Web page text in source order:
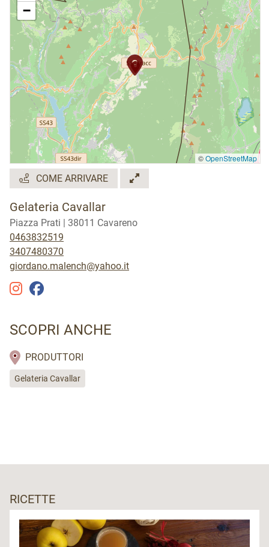
−
©OpenStreetMap
COME ARRIVARE
Gelateria Cavallar
Piazza Prati | 38011 Cavareno
0463832519
3407480370
giordano.malench@yahoo.it
SCOPRI ANCHE
PRODUTTORI
Gelateria Cavallar
RICETTE